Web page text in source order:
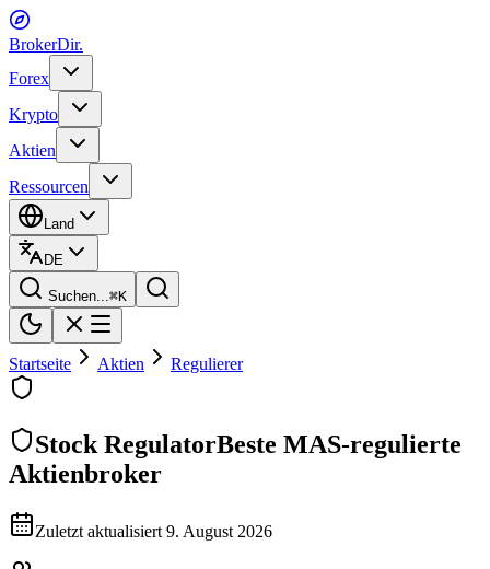
BrokerDir.
Forex
Krypto
Aktien
Ressourcen
Land
DE
Suchen...⌘K
Startseite Aktien Regulierer
Stock RegulatorBeste MAS-regulierte
Aktienbroker
Zuletzt aktualisiert 9. August 2026